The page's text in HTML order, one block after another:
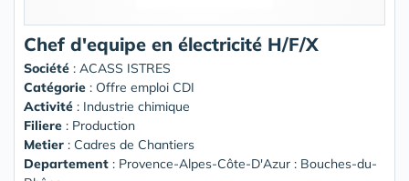
Chef d'equipe en électricité H/F/X
Société : ACASS ISTRES
Catégorie : Offre emploi CDI
Activité : Industrie chimique
Filiere : Production
Metier : Cadres de Chantiers
Departement : Provence-Alpes-Côte-D'Azur : Bouches-du-